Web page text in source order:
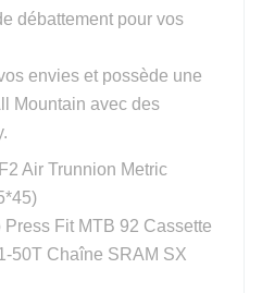
débattement pour vos
envies et possède une
Mountain avec des
Air Trunnion Metric
Fit MTB 92 Cassette
50T Chaîne SRAM SX